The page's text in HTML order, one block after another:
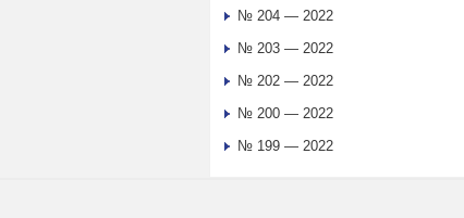
№ 204 — 2022
№ 203 — 2022
№ 202 — 2022
№ 200 — 2022
№ 199 — 2022